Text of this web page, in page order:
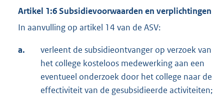
Artikel 1:6 Subsidievoorwaarden en verplichtingen
In aanvulling op artikel 14 van de ASV:
a.
verleent de subsidieontvanger op verzoek van
het college kosteloos medewerking aan een
eventueel onderzoek door het college naar de
effectiviteit van de gesubsidieerde activiteiten;